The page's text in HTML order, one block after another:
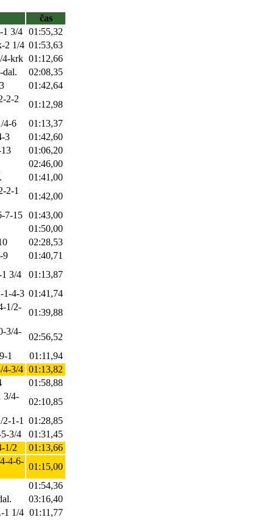
čas
1 3/4 01:55,32
2 1/4 01:53,63
4-krk 01:12,66
dal.
02:08,35
01:42,64
2-2
01:12,98
4-6
01:13,37
3
01:42,60
01:06,20
02:46,00
01:41,00
2-1
01:42,00
7-15 01:43,00
01:50,00
02:28,53
9
01:40,71
3/4
01:13,87
1-4-3 01:41,74
1/2-
01:39,88
3/4-
02:56,52
1
01:11,94
4-3/4 01:13,82
01:58,88
3/4-
02:10,85
1-1
01:28,85
3/4
01:31,45
1/2
01:13,66
4-6-
01:15,00
01:54,36
03:16,40
1 1/4 01:11,77